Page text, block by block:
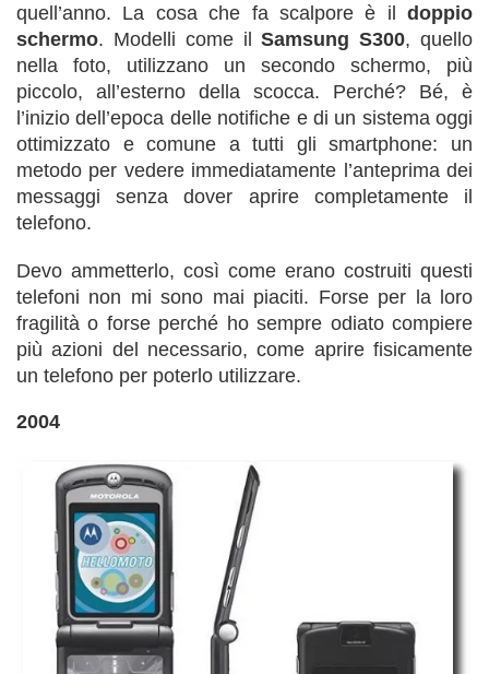
quell’anno. La cosa che fa scalpore è il doppio
schermo. Modelli come ilSamsung S300, quello
nella foto, utilizzano un secondo schermo, più
piccolo, all’esterno della scocca. Perché? Bé, è
l’inizio dell’epoca delle notifiche e di un sistema oggi
ottimizzato e comune a tutti gli smartphone: un
metodo per vedere immediatamente l’anteprima dei
messaggi senza dover aprire completamente il
telefono.
Devo ammetterlo, così come erano costruiti questi
telefoni non mi sono mai piaciti. Forse per la loro
fragilità o forse perché ho sempre odiato compiere
più azioni del necessario, come aprire fisicamente
un telefono per poterlo utilizzare.
2004